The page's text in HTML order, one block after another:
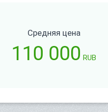
Средняя цена
110 000 RUB